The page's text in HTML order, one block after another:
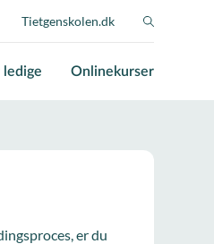
Tietgenskolen.dk
ledige Onlinekurser
er du